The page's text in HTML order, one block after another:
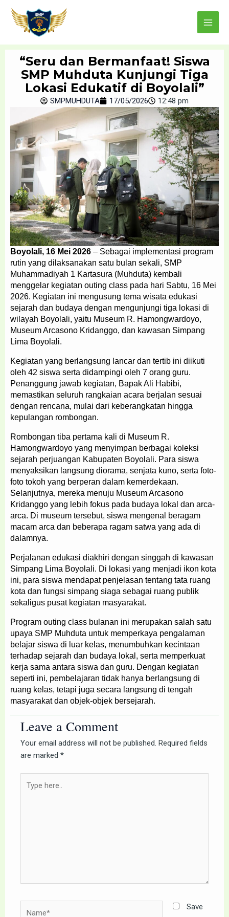
content
Main
Menu
“Seru dan Bermanfaat! Siswa
SMP Muhduta Kunjungi Tiga
Lokasi Edukatif di Boyolali”
SMPMUHDUTA 17/05/2026 12:48 pm
Boyolali, 16 Mei 2026 – Sebagai implementasi program
rutin yang dilaksanakan satu bulan sekali, SMP
Muhammadiyah 1 Kartasura (Muhduta) kembali
menggelar kegiatan outing class pada hari Sabtu, 16 Mei
2026. Kegiatan ini mengusung tema wisata edukasi
sejarah dan budaya dengan mengunjungi tiga lokasi di
wilayah Boyolali, yaitu Museum R. Hamongwardoyo,
Museum Arcasono Kridanggo, dan kawasan Simpang
Lima Boyolali.
Kegiatan yang berlangsung lancar dan tertib ini diikuti
oleh 42 siswa serta didampingi oleh 7 orang guru.
Penanggung jawab kegiatan, Bapak Ali Habibi,
memastikan seluruh rangkaian acara berjalan sesuai
dengan rencana, mulai dari keberangkatan hingga
kepulangan rombongan.
Rombongan tiba pertama kali di Museum R.
Hamongwardoyo yang menyimpan berbagai koleksi
sejarah perjuangan Kabupaten Boyolali. Para siswa
menyaksikan langsung diorama, senjata kuno, serta foto-
foto tokoh yang berperan dalam kemerdekaan.
Selanjutnya, mereka menuju Museum Arcasono
Kridanggo yang lebih fokus pada budaya lokal dan arca-
arca. Di museum tersebut, siswa mengenal beragam
macam arca dan beberapa ragam satwa yang ada di
dalamnya.
Perjalanan edukasi diakhiri dengan singgah di kawasan
Simpang Lima Boyolali. Di lokasi yang menjadi ikon kota
ini, para siswa mendapat penjelasan tentang tata ruang
kota dan fungsi simpang siaga sebagai ruang publik
sekaligus pusat kegiatan masyarakat.
Program outing class bulanan ini merupakan salah satu
upaya SMP Muhduta untuk memperkaya pengalaman
belajar siswa di luar kelas, menumbuhkan kecintaan
terhadap sejarah dan budaya lokal, serta memperkuat
kerja sama antara siswa dan guru. Dengan kegiatan
seperti ini, pembelajaran tidak hanya berlangsung di
ruang kelas, tetapi juga secara langsung di tengah
masyarakat dan objek-objek bersejarah.
Leave a Comment
Your email address will not be published. Required fields
are marked *
here..
Save